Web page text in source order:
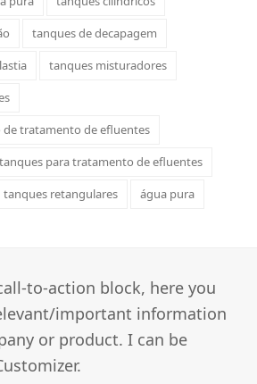
tanques de decapagem
tanques misturadores
de tratamento de efluentes
tanques para tratamento de efluentes
tanques retangulares água pura
to-action block, here you
important information
or product. I can be